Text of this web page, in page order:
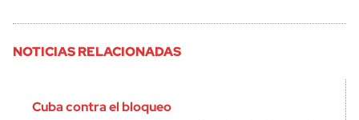
NOTICIAS RELACIONADAS
Cuba contra el bloqueo